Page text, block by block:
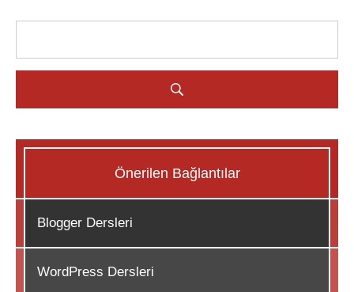
Önerilen Bağlantılar
Blogger Dersleri
WordPress Dersleri